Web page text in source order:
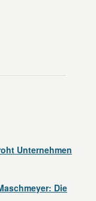
Unternehmen
Die